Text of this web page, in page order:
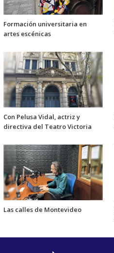
Formación universitaria en
artes escénicas
Con Pelusa Vidal, actriz y
directiva del Teatro Victoria
Las calles de Montevideo